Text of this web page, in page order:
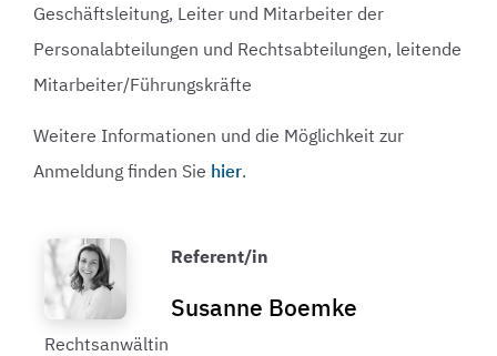
Geschäftsleitung, Leiter und Mitarbeiter der
Personalabteilungen und Rechtsabteilungen, leitende
Mitarbeiter/Führungskräfte
Weitere Informationen und die Möglichkeit zur
Anmeldung finden Sie hier.
Referent/in
Susanne Boemke
Rechtsanwältin